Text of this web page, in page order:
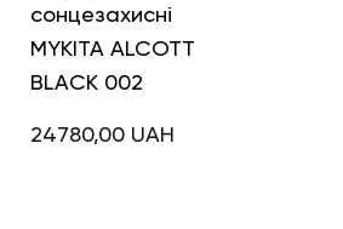
сонцезахисні
MYKITA ALCOTT
BLACK 002
24780,00 UAH